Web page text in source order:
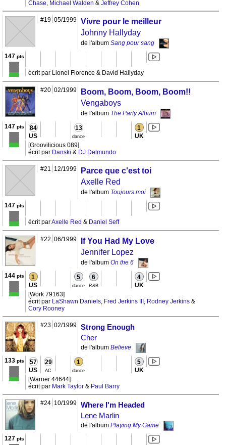
Chase, Michael Walden & Jeffrey Cohen
#19 05/1999 Vivre pour le meilleur
Johnny Hallyday
de l'album Sang pour sang
147 pts
écrit par Lionel Florence & David Hallyday
#20 02/1999
Boom, Boom, Boom, Boom!!
Vengaboys
de l'album The Party Album
147 pts 84
US
13
dance
1
UK
[Groovilicious 089]
écrit par Danski & DJ Delmundo
#21 12/1999
Parce que c'est toi
Axelle Red
de l'album Toujours moi
147 pts
écrit parAxelle Red & Daniel Seff
#22 06/1999
If You Had My Love
Jennifer Lopez
de l'album On the 6
144pts 1
US
5
dance
6
R&B
4
UK
[Work 79163]
écrit par LaShawn Daniels, Fred Jerkins III , Rodney Jerkins &
Cory Rooney
#23 02/1999 Strong Enough
Cher
de l'album Believe
133pts 57
US
29
AC
1
dance
5
UK
[Warner 44644]
écrit par Mark Taylor & Paul Barry
#24 10/1999 Where I'm Headed
Lene Marlin
de l'album Playing My Game
127 pts